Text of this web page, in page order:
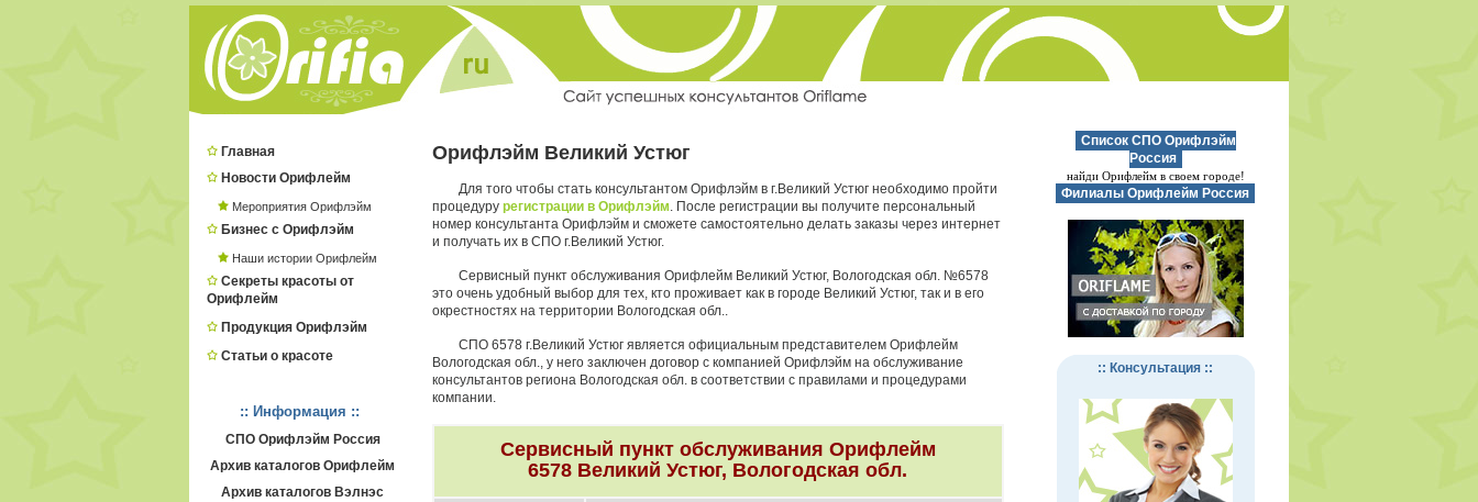
Главная
Новости Орифлейм
Мероприятия Орифлэйм
Бизнес с Орифлэйм
Наши истории Орифлейм
Секреты красоты от
Орифлейм
Продукция Орифлэйм
Статьи о красоте
:: Информация ::
СПО Орифлэйм Россия
Архив каталогов Орифлейм
Архив каталогов Вэлнэс
Орифлэйм Великий Устюг
Для того чтобы стать консультантом Орифлэйм в г.Великий Устюг необходимо пройти
процедуру регистрации в Орифлэйм. После регистрации вы получите персональный
номер консультанта Орифлэйм и сможете самостоятельно делать заказы через интернет
и получать их в СПО г.Великий Устюг.
Сервисный пункт обслуживания Орифлейм Великий Устюг, Вологодская обл. №6578
это очень удобный выбор для тех, кто проживает как в городе Великий Устюг, так и в его
окрестностях на территории Вологодская обл..
СПО 6578 г.Великий Устюг является официальным представителем Орифлейм
Вологодская обл., у него заключен договор с компанией Орифлэйм на обслуживание
консультантов региона Вологодская обл. в соответствии с правилами и процедурами
компании.
Сервисный пункт обслуживания Орифлейм
6578 Великий Устюг, Вологодская обл.
Список СПО Орифлэйм
Россия
найди Орифлейм в своем городе!
Филиалы Орифлейм Россия
:: Консультация ::